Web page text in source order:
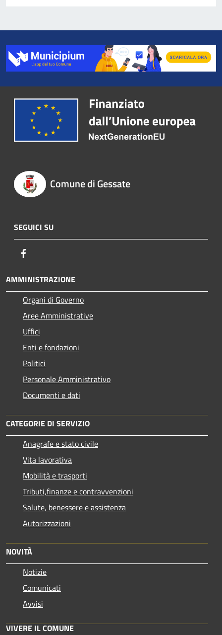
Comune di Gessate
SEGUICI SU
AMMINISTRAZIONE
Organi di Governo
Aree Amministrative
Uffici
Enti e fondazioni
Politici
Personale Amministrativo
Documenti e dati
CATEGORIE DI SERVIZIO
Anagrafe e stato civile
Vita lavorativa
Mobilità e trasporti
Tributi,finanze e contravvenzioni
Salute, benessere e assistenza
Autorizzazioni
NOVITÀ
Notizie
Comunicati
Avvisi
VIVERE IL COMUNE